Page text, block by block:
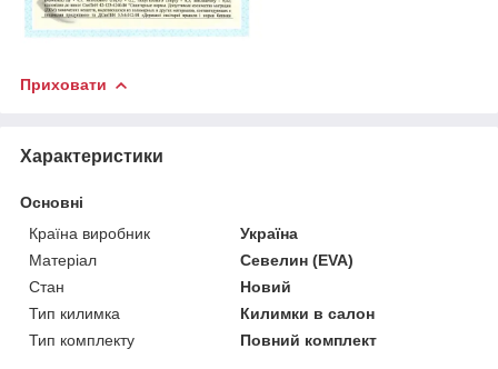
Приховати
Характеристики
Основні
Країна виробник
Україна
Матеріал
Севелин (EVA)
Стан
Новий
Тип килимка
Килимки в салон
Тип комплекту
Повний комплект